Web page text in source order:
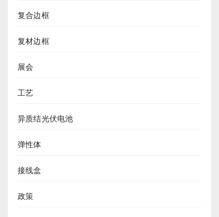
复合边框
复材边框
展会
工艺
异质结光伏电池
弹性体
接线盒
政策